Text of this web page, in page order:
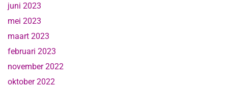
juni 2023
mei 2023
maart 2023
februari 2023
november 2022
oktober 2022